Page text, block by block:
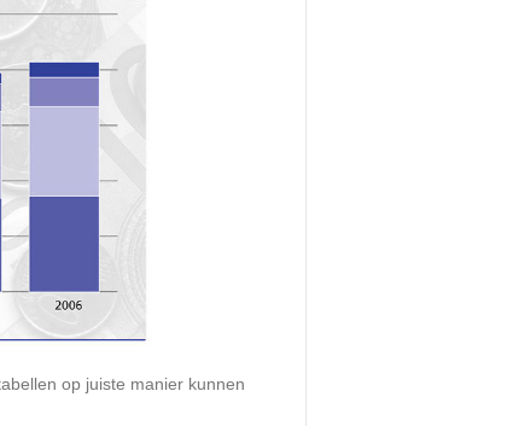
op juiste manier kunnen